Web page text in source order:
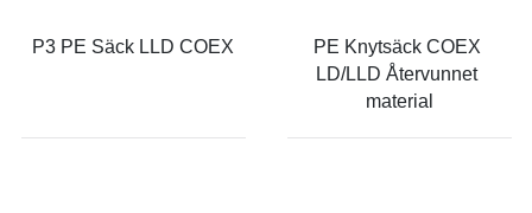
P3 PE Säck LLD COEX
PE Knytsäck COEX
LD/LLD Återvunnet
material